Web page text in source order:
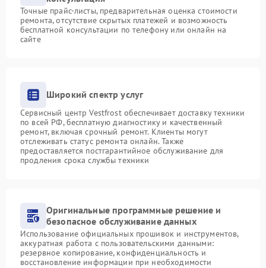
Точные прайс-листы, предварительная оценка стоимости
ремонта, отсутствие скрытых платежей и возможность
бесплатной консультации по телефону или онлайн на
сайте
Широкий спектр услуг
Сервисный центр Vestfrost обеспечивает доставку техники
по всей РФ, бесплатную диагностику и качественный
ремонт, включая срочный ремонт. Клиенты могут
отслеживать статус ремонта онлайн. Также
предоставляется постгарантийное обслуживание для
продления срока службы техники
Оригинальные программные решение и
безопасное обслуживание данных
Использование официальных прошивок и инструментов,
аккуратная работа с пользовательскими данными:
резервное копирование, конфиденциальность и
восстановление информации при необходимости